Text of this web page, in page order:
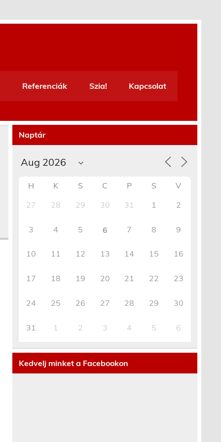
Referenciák Szia! Kapcsolat
Naptár
H K S C P S
V
27
28 29 30 31 1 2
3 4 5 6 7 8 9
10 11 12 13 14 15 16
17 18 19 20 21 22 23
24 25 26 27 28 29 30
31 1 2 3 4 5 6
Kedvelj minket a Facebookon